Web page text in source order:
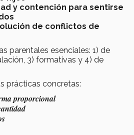
y contención para sentirse
de conflictos de
parentales esenciales: 1) de
3) formativas y 4) de
prácticas concretas:
proporcional